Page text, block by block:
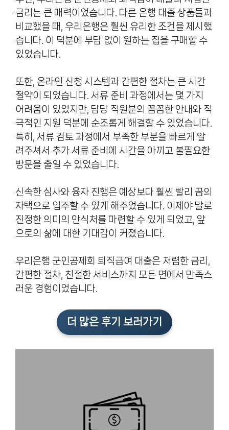
금리는 큰 매력이었습니다. 다른 은행 대출 상품들과
비교했을 때, 우리은행은 훨씬 유리한 조건을 제시했
습니다. 이 덕분에 부담 없이 원하는 집을 구매할 수
있었습니다.
또한, 온라인 신청 시스템과 간편한 절차는 큰 시간
절약이 되었습니다. 서류 준비 과정에서는 몇 가지
어려움이 있었지만, 담당 직원분의 꼼꼼한 안내와 적
극적인 지원 덕분에 순조롭게 해결할 수 있었습니다.
특히, 서류 검토 과정에서 부족한 부분을 빠르게 알
려주셔서 추가 서류 준비에 시간을 아끼고 불필요한
방문을 줄일 수 있었습니다.
신속한 심사와 융자 진행은 예상보다 훨씬 빨리 꿈의
자택으로 입주할 수 있게 해주었습니다. 이제야 말로
진정한 의미의 안식처를 마련할 수 있게 되었고, 앞
으로의 삶에 대한 기대감이 커졌습니다.
우리은행 군인공제회 퇴직급여 대출은 저렴한 금리,
간편한 절차, 친절한 서비스까지 모든 면에서 만족스
러운 경험이었습니다.
더 많은 후기 보러가기